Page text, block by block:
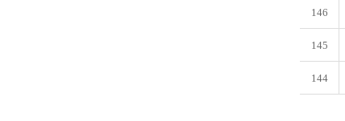
146
145
144